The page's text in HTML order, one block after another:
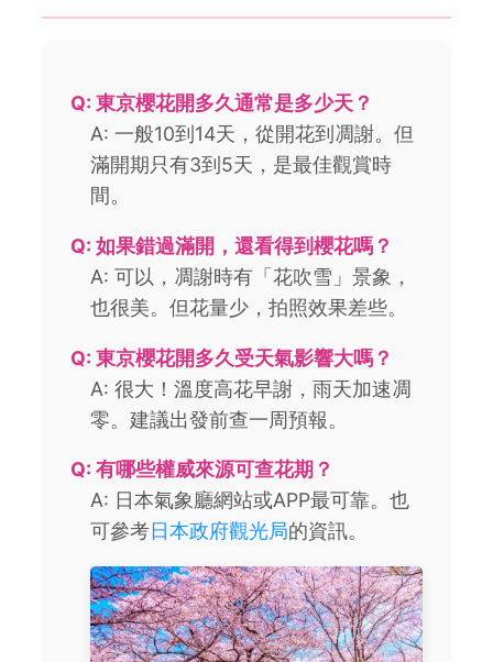
Q: 東京櫻花開多久通常是多少天？
A: 一般10到14天，從開花到凋謝。但
滿開期只有3到5天，是最佳觀賞時
間。
Q: 如果錯過滿開，還看得到櫻花嗎？
A: 可以，凋謝時有「花吹雪」景象，
也很美。但花量少，拍照效果差些。
Q: 東京櫻花開多久受天氣影響大嗎？
A: 很大！溫度高花早謝，雨天加速凋
零。建議出發前查一周預報。
Q: 有哪些權威來源可查花期？
A: 日本氣象廳網站或APP最可靠。也
可參考日本政府觀光局的資訊。